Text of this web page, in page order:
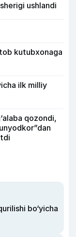
ushlandi
kutubxonaga
ilk milliy
qozondi,
bo‘yicha